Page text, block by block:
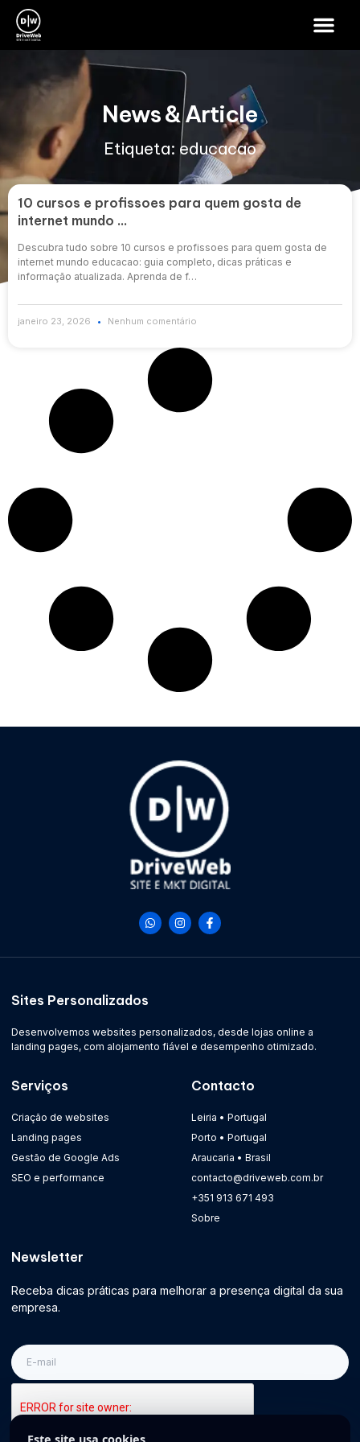
News & Article
Etiqueta: educacao
10 cursos e profissoes para quem gosta de
internet mundo …
Descubra tudo sobre 10 cursos e profissoes para quem gosta de
internet mundo educacao: guia completo, dicas práticas e
informação atualizada. Aprenda de f…
janeiro 23, 2026 Nenhum comentário
Sites Personalizados
Desenvolvemos websites personalizados, desde lojas online a
landing pages, com alojamento fiável e desempenho otimizado.
Serviços
Criação de websites
Landing pages
Gestão de Google Ads
SEO e performance
Contacto
Leiria • Portugal
Porto • Portugal
Araucaria • Brasil
contacto@driveweb.com.br
+351 913 671 493
Sobre
Newsletter
Receba dicas práticas para melhorar a presença digital da sua
empresa.
E-
mail
Este site usa cookies